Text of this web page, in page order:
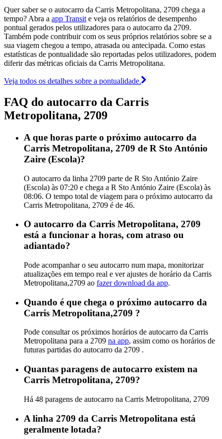
Quer saber se o autocarro da Carris Metropolitana, 2709 chega a
tempo? Abra a app Transit e veja os relatórios de desempenho
pontual gerados pelos utilizadores para o autocarro da 2709.
Também pode contribuir com os seus próprios relatórios sobre se a
sua viagem chegou a tempo, atrasada ou antecipada. Como estas
estatísticas de pontualidade são reportadas pelos utilizadores, podem
diferir das métricas oficiais da Carris Metropolitana.
Veja todos os detalhes sobre a pontualidade.
FAQ do autocarro da Carris
Metropolitana, 2709
A que horas parte o próximo autocarro da
Carris Metropolitana, 2709 de R Sto António
Zaire (Escola)?
O autocarro da linha 2709 parte de R Sto António Zaire
(Escola) às 07:20 e chega a R Sto António Zaire (Escola) às
08:06. O tempo total de viagem para o próximo autocarro da
Carris Metropolitana, 2709 é de 46.
O autocarro da Carris Metropolitana, 2709
está a funcionar a horas, com atraso ou
adiantado?
Pode acompanhar o seu autocarro num mapa, monitorizar
atualizações em tempo real e ver ajustes de horário da Carris
Metropolitana,2709 ao fazer download da app.
Quando é que chega o próximo autocarro da
Carris Metropolitana,2709 ?
Pode consultar os próximos horários de autocarro da Carris
Metropolitana para a 2709 na app, assim como os horários de
futuras partidas do autocarro da 2709 .
Quantas paragens de autocarro existem na
Carris Metropolitana, 2709?
Há 48 paragens de autocarro na Carris Metropolitana, 2709
A linha 2709 da Carris Metropolitana está
geralmente lotada?